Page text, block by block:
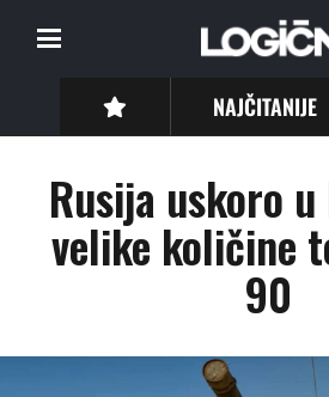
NAJČITANIJE
Rusija uskoro
velike količine
90